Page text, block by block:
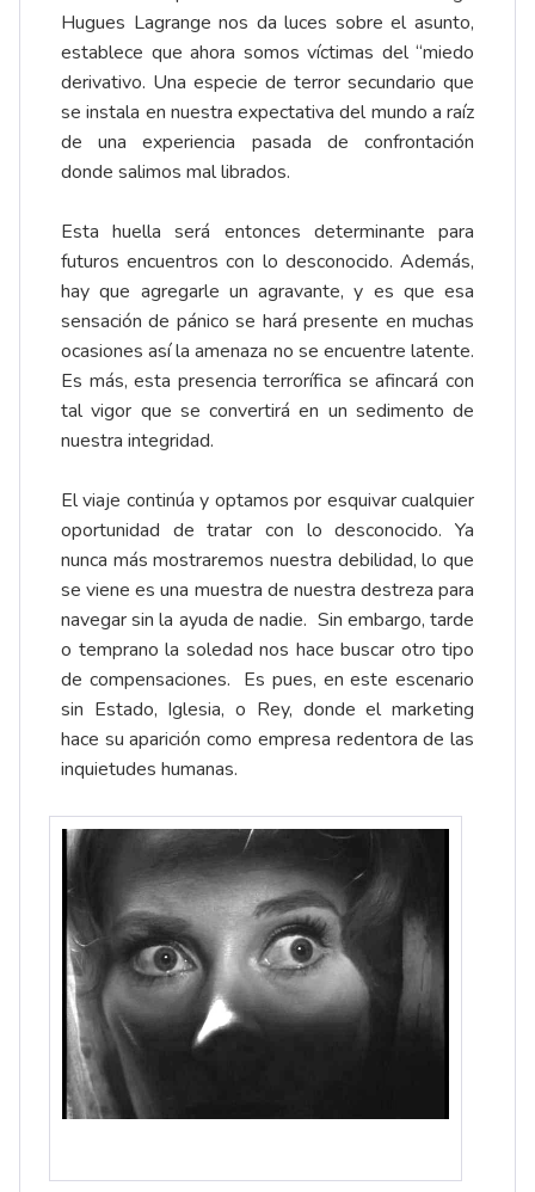
Hugues Lagrange nos da luces sobre el asunto,
establece que ahora somos víctimas del “miedo
derivativo. Una especie de terror secundario que
se instala en nuestra expectativa del mundo a raíz
de una experiencia pasada de confrontación
donde salimos mal librados.
Esta huella será entonces determinante para
futuros encuentros con lo desconocido. Además,
hay que agregarle un agravante, y es que esa
sensación de pánico se hará presente en muchas
ocasiones así la amenaza no se encuentre latente.
Es más, esta presencia terrorífica se afincará con
tal vigor que se convertirá en un sedimento de
nuestra integridad.
El viaje continúa y optamos por esquivar cualquier
oportunidad de tratar con lo desconocido. Ya
nunca más mostraremos nuestra debilidad, lo que
se viene es una muestra de nuestra destreza para
navegar sin la ayuda de nadie. Sin embargo, tarde
o temprano la soledad nos hace buscar otro tipo
de compensaciones. Es pues, en este escenario
sin Estado, Iglesia, o Rey, donde el marketing
hace su aparición como empresa redentora de las
inquietudes humanas.